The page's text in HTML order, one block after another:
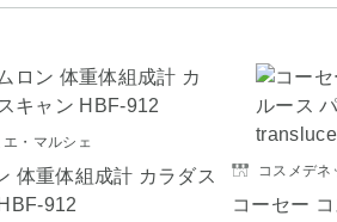
エ・マルシェ
体重体組成計 カラダス
912
コスメデネ
コーセー